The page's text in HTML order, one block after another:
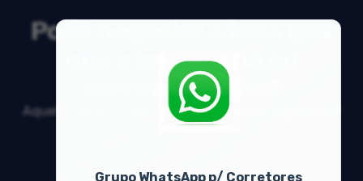
Grupo WhatsApp p/ Corretores
Pode negociar a taxa que
que a imobiliaria ou
corretor ganha?
Aqueles 6% de comiss&atilde;o pode ser negociado?